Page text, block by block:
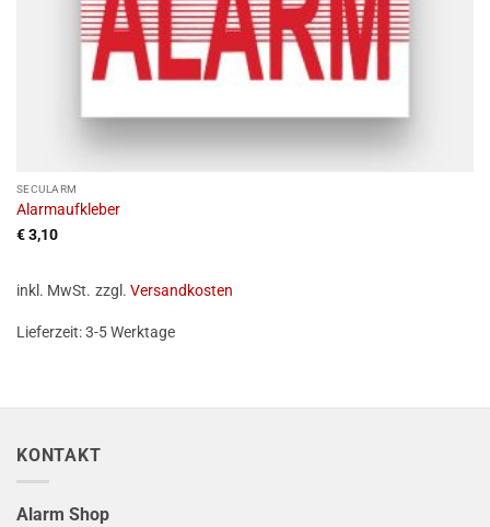
SECULARM
Alarmaufkleber
€3,10
inkl. MwSt. zzgl. Versandkosten
Lieferzeit:3-5 Werktage
KONTAKT
Alarm Shop